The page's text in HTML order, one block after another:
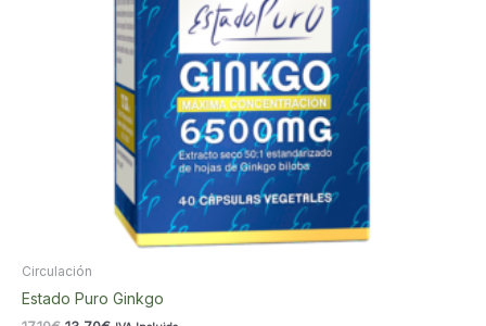
Circulación
Estado Puro Ginkgo